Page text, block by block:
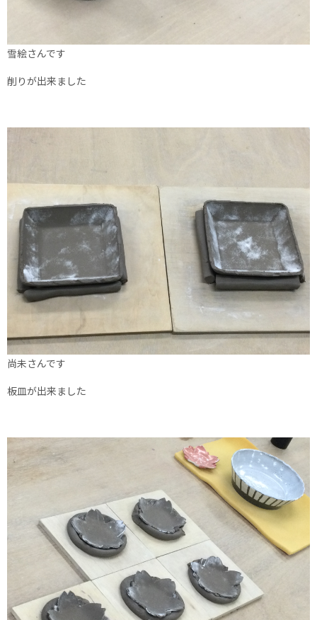
雪絵さんです
削りが出来ました
尚未さんです
板皿が出来ました